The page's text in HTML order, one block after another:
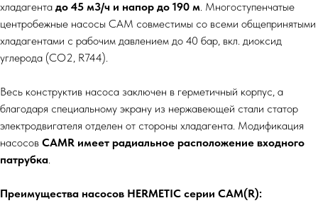
хладагента до 45 м3/ч и напор до 190 м. Многоступенчатые
центробежные насосы CAM совместимы со всеми общепринятыми
хладагентами с рабочим давлением до 40 бар, вкл. диоксид
углерода (СО2, R744).
Весь конструктив насоса заключен в герметичный корпус, а
благодаря специальному экрану из нержавеющей стали статор
электродвигателя отделен от стороны хладагента. Модификация
насосов CAMR имеет радиальное расположение входного
патрубка.
Преимущества насосов HERMETIC серии CAM(R):